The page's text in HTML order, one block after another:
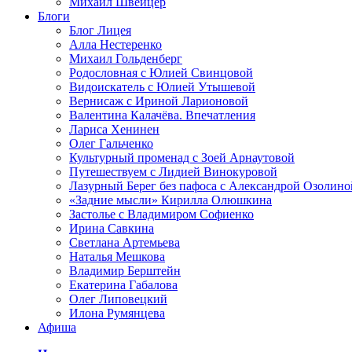
Блоги
Блог Лицея
Алла Нестеренко
Михаил Гольденберг
Родословная с Юлией Свинцовой
Видоискатель с Юлией Утышевой
Вернисаж с Ириной Ларионовой
Валентина Калачёва. Впечатления
Лариса Хенинен
Олег Гальченко
Культурный променад с Зоей Арнаутовой
Путешествуем с Лидией Винокуровой
Лазурный Берег без пафоса с Александрой
«Задние мысли» Кирилла Олюшкина
Застолье с Владимиром Софиенко
Ирина Савкина
Светлана Артемьева
Наталья Мешкова
Владимир Берштейн
Екатерина Габалова
Олег Липовецкий
Илона Румянцева
Афиша